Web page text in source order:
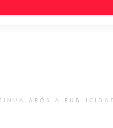
APÓS A